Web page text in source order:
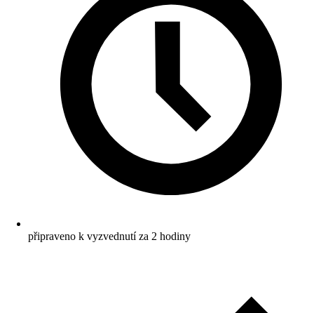
připraveno k vyzvednutí za 2 hodiny